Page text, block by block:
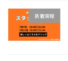
新着情報